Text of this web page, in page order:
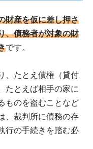
財産を仮に差し押さ
、債務者が対象の財
です。
、たとえ債権（貸付
たとえば相手の家に
ものを盗むことなど
、裁判所に債務の存
行の手続きを踏む必